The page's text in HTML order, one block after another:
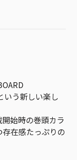
いう新しい楽し
始時の巻頭カラ
在感たっぷりの